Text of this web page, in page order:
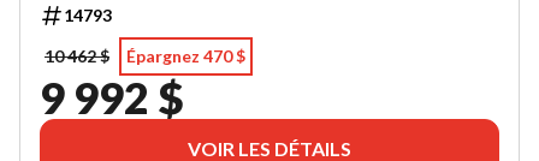
14793
10 462 $
Épargnez 470 $
9 992 $
VOIR LES DÉTAILS